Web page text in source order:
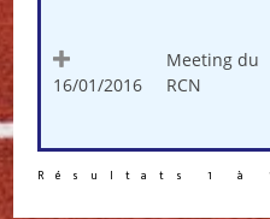
Résultats 1 à
16/01/2016
Meeting du
RCN